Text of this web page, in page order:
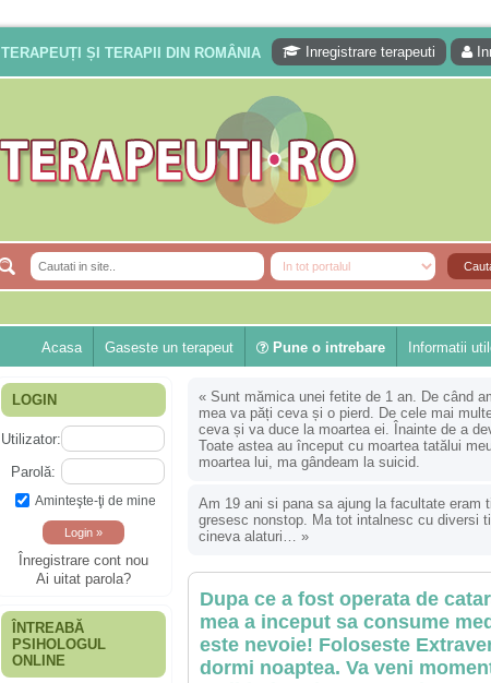
TERAPEUȚI ȘI TERAPII DIN ROMÂNIA Inregistrare terapeuti
Acasa Gaseste un terapeut Pune o intrebare Informatii
LOGIN
Utilizator:
Parolă:
Aminteşte-ţi de mine
Înregistrare cont nou
Ai uitat parola?
ÎNTREABĂ
PSIHOLOGUL
ONLINE
« Sunt mămica unei fetite de 1 an. De când
mea va păți ceva și o pierd. De cele mai
ceva și va duce la moartea ei. Înainte de a
Toate astea au început cu moartea tatălui
moartea lui, ma gândeam la suicid.
Am 19 ani si pana sa ajung la facultate eram
gresesc nonstop. Ma tot intalnesc cu diversi
cineva alaturi… »
Dupa ce a fost operata de
mea a inceput sa consume
este nevoie! Foloseste
dormi noaptea. Va veni